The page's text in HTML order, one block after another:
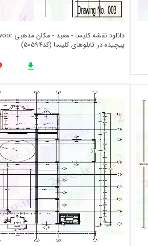
پیچیده در تابلوهای کلیسا (کد50594)